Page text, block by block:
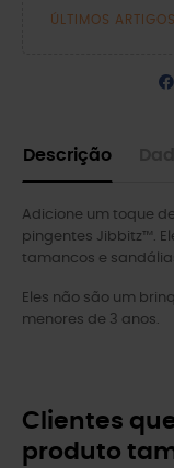
ÚLTIMOS
Descrição
Adicione um toque
pingentes Jibbitz™.
tamancos e
Eles não são um
menores de 3 anos.
Clientes
produto